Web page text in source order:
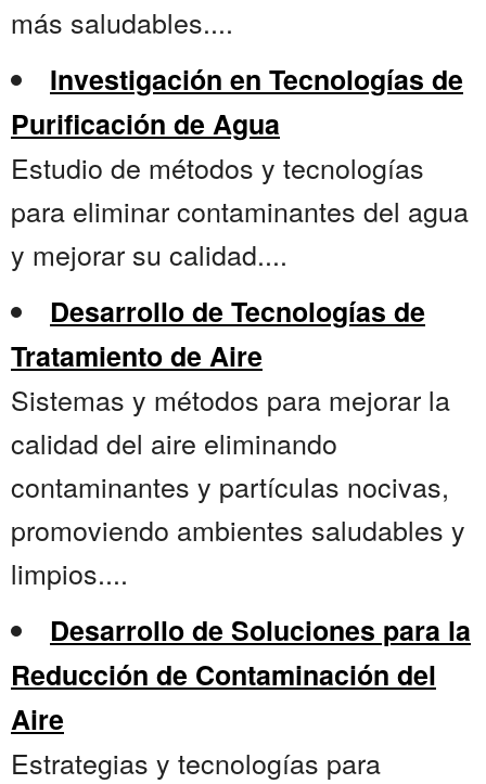
más saludables....
Investigación en Tecnologías de
Purificación de Agua
Estudio de métodos y tecnologías
para eliminar contaminantes del agua
y mejorar su calidad....
Desarrollo de Tecnologías de
Tratamiento de Aire
Sistemas y métodos para mejorar la
calidad del aire eliminando
contaminantes y partículas nocivas,
promoviendo ambientes saludables y
limpios....
Desarrollo de Soluciones para la
Reducción de Contaminación del
Aire
Estrategias y tecnologías para